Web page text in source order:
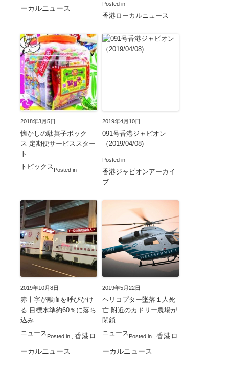
ーカルニュース
Posted in
香港ローカルニュース
2018年3月5日
懐かしの駄菓子ボック
ス 定期便サービススター
ト
Posted in
トピックス
2019年4月10日
091号香港ジャピオン
（2019/04/08)
Posted in
香港ジャピオンアーカイ
ブ
2019年10月8日
赤十字が献血を呼びかけ
る 目標水準約60％に落ち
込み
Posted in
ニュース
香港ロ
ーカルニュース
2019年5月22日
ヘリコプター墜落１人死
亡 附近のカドリー農場が
閉鎖
Posted in
ニュース
香港ロ
ーカルニュース